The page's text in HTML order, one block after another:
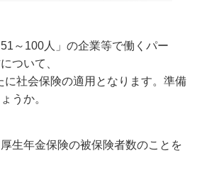
～100人」の企業等で働くパー
ついて、
に社会保険の適用となります。準備
うか。
生年金保険の被保険者数のことを